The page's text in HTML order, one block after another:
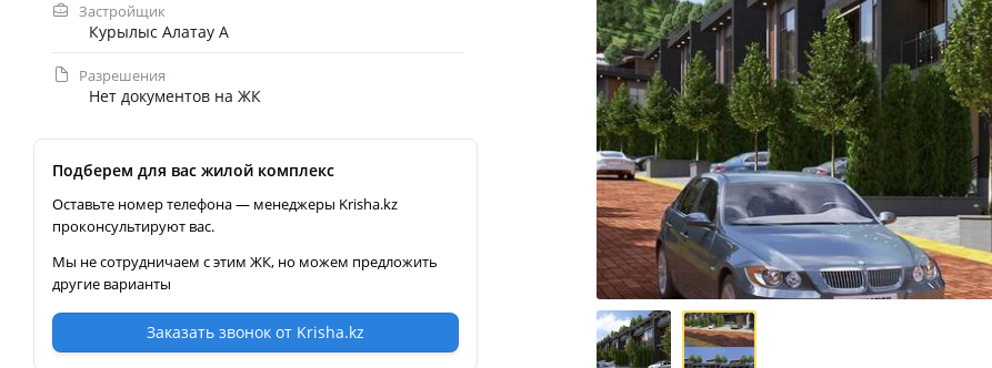
Застройщик
Курылыс Алатау А
Разрешения
Нет документов на ЖК
Подберем для вас жилой комплекс
Оставьте номер телефона — менеджеры Krisha.kz
проконсультируют вас.
Мы не сотрудничаем с этим ЖК, но можем предложить
другие варианты
Заказать звонок от Krisha.kz